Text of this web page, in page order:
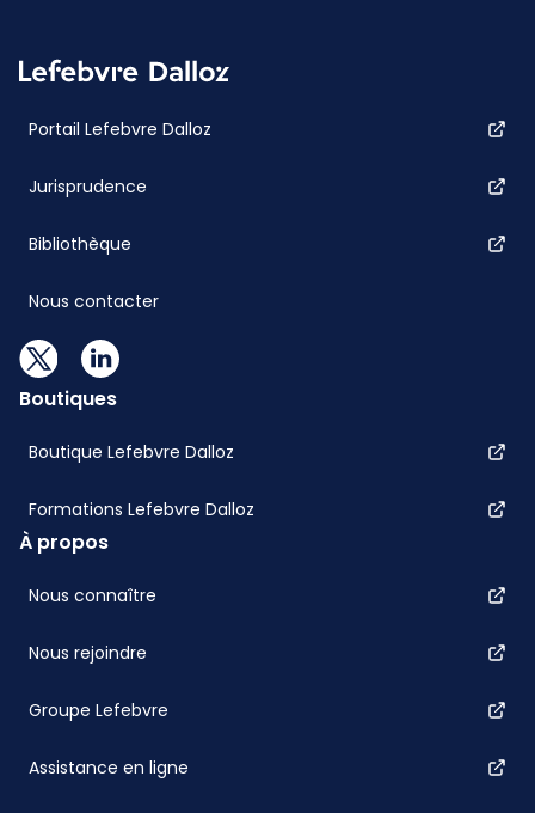
Portail Lefebvre Dalloz
Jurisprudence
Bibliothèque
Nous contacter
Boutiques
Boutique Lefebvre Dalloz
Formations Lefebvre Dalloz
À propos
Nous connaître
Nous rejoindre
Groupe Lefebvre
Assistance en ligne